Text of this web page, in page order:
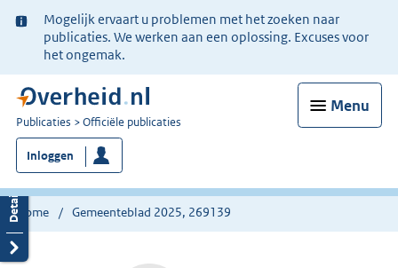
Ter
informatie:
Mogelijk ervaart u problemen met het zoeken naar
publicaties. We werken aan een oplossing. Excuses voor
het ongemak.
Menu
U
bent
nu
hier:
Publicaties Officiële publicaties
Inloggen
Home Gemeenteblad 2025, 269139